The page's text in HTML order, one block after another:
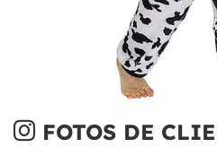
FOTOS DE